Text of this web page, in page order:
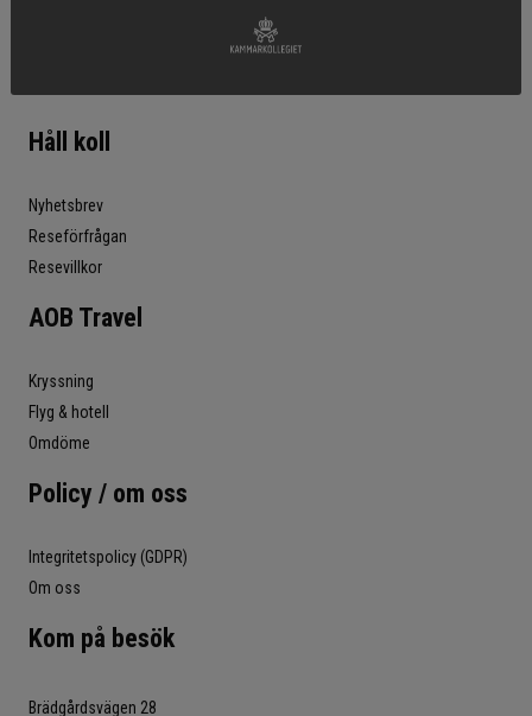
Håll koll
Nyhetsbrev
Reseförfrågan
Resevillkor
AOB Travel
Kryssning
Flyg & hotell
Omdöme
Policy / om oss
Integritetspolicy (GDPR)
Om oss
Kom på besök
Brädgårdsvägen 28